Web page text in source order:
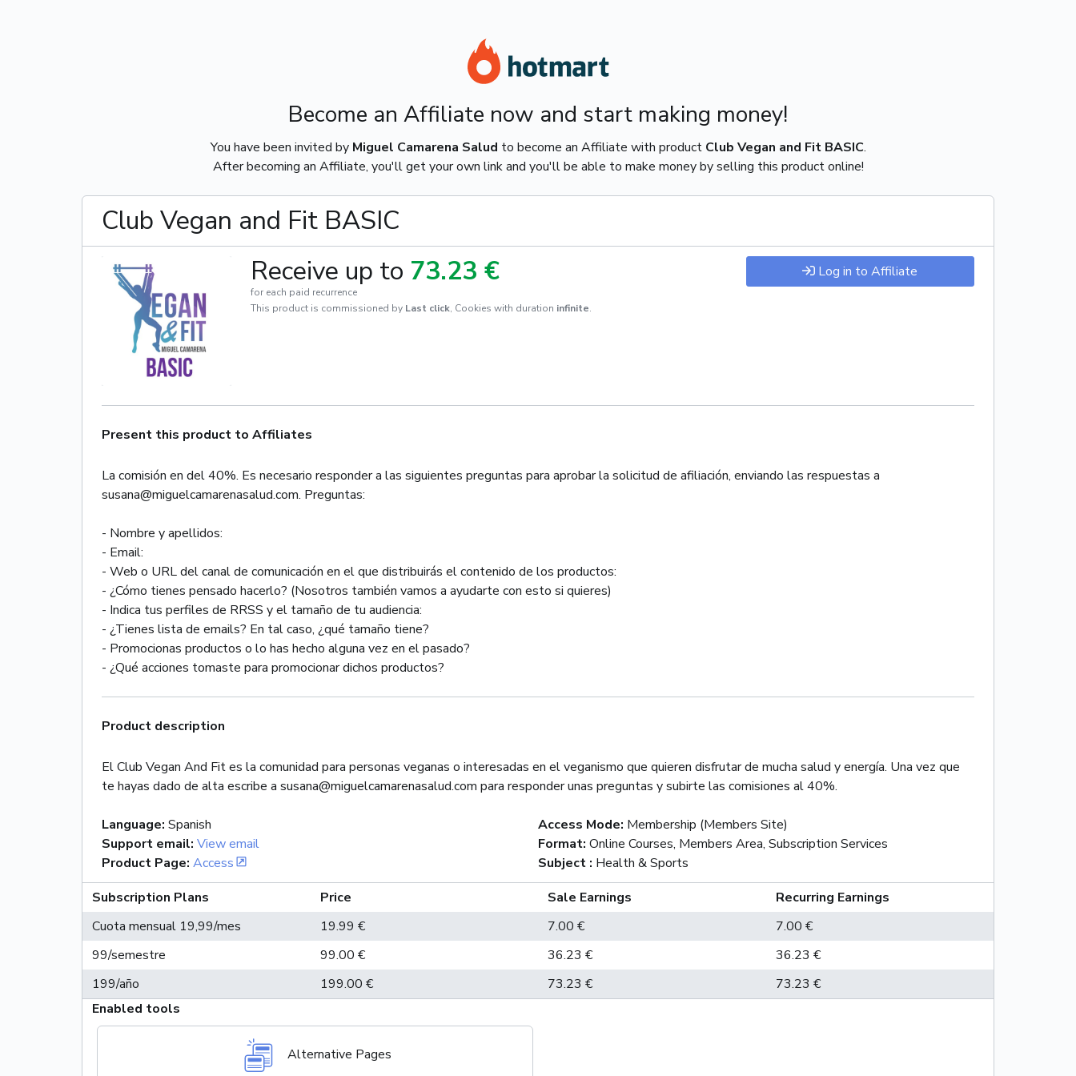
Become an Affiliate now and start making money!
You have been invited by Miguel Camarena Salud to become an Affiliate with product Club Vegan and Fit BASIC.
After becoming an Affiliate, you'll get your own link and you'll be able to make money by selling this product online!
Club Vegan and Fit BASIC
Receive up to 73.23 €
for each paid recurrence
This product is commissioned by Last click, Cookies with duration infinite.
Log in to Affiliate
Present this product to Affiliates
La comisión en del 40%. Es necesario responder a las siguientes preguntas para aprobar la solicitud de afiliación, enviando las respuestas a
susana@miguelcamarenasalud.com. Preguntas:
- Nombre y apellidos:
- Email:
- Web o URL del canal de comunicación en el que distribuirás el contenido de los productos:
- ¿Cómo tienes pensado hacerlo? (Nosotros también vamos a ayudarte con esto si quieres)
- Indica tus perfiles de RRSS y el tamaño de tu audiencia:
- ¿Tienes lista de emails? En tal caso, ¿qué tamaño tiene?
- Promocionas productos o lo has hecho alguna vez en el pasado?
- ¿Qué acciones tomaste para promocionar dichos productos?
Product description
El Club Vegan And Fit es la comunidad para personas veganas o interesadas en el veganismo que quieren disfrutar de mucha salud y energía. Una vez que
te hayas dado de alta escribe a susana@miguelcamarenasalud.com para responder unas preguntas y subirte las comisiones al 40%.
Language: Spanish
Support email: View email
Product Page: Access
Access Mode: Membership (Members Site)
Format: Online Courses, Members Area, Subscription Services
Subject : Health & Sports
Subscription Plans
Price Sale Earnings
Recurring Earnings
Cuota mensual 19,99/mes
19.99 € 7.00 €
7.00 €
99/semestre
99.00 € 36.23 €
36.23 €
199/año
199.00 € 73.23 €
73.23 €
Enabled tools
Alternative Pages